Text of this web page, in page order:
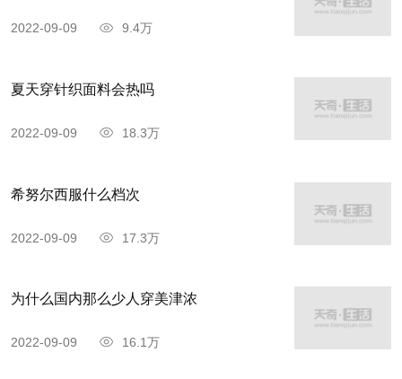
2022-09-09 9.4万
夏天穿针织面料会热吗
2022-09-09 18.3万
希努尔西服什么档次
2022-09-09 17.3万
为什么国内那么少人穿美津浓
2022-09-09 16.1万